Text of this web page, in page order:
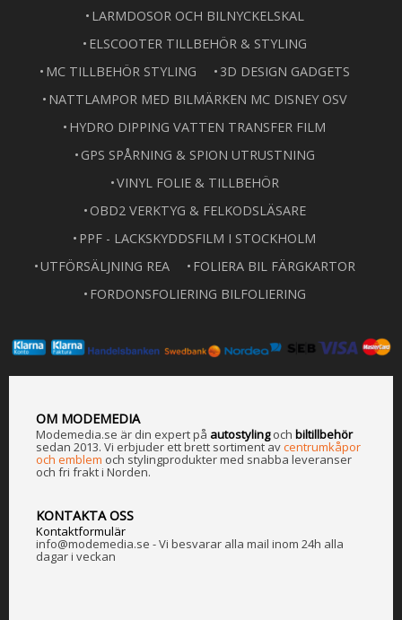
LARMDOSOR OCH BILNYCKELSKAL
ELSCOOTER TILLBEHÖR & STYLING
MC TILLBEHÖR STYLING
3D DESIGN GADGETS
NATTLAMPOR MED BILMÄRKEN MC DISNEY OSV
HYDRO DIPPING VATTEN TRANSFER FILM
GPS SPÅRNING & SPION UTRUSTNING
VINYL FOLIE & TILLBEHÖR
OBD2 VERKTYG & FELKODSLÄSARE
PPF - LACKSKYDDSFILM I STOCKHOLM
UTFÖRSÄLJNING REA
FOLIERA BIL FÄRGKARTOR
FORDONSFOLIERING BILFOLIERING
OM MODEMEDIA
Modemedia.se är din expert på autostylingoch biltillbehör
sedan 2013. Vi erbjuder ett brett sortiment avcentrumkåpor
och emblem och stylingprodukter med snabba leveranser
och fri frakt i Norden.
KONTAKTA OSS
Kontaktformulär
info@modemedia.se - Vi besvarar alla mail inom 24h alla
dagar i veckan